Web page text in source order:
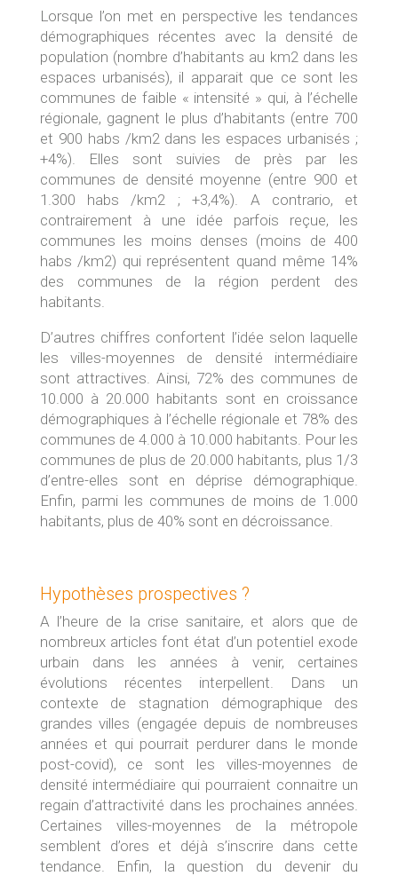
Lorsque l’on met en perspective les tendances
démographiques récentes avec la densité de
population (nombre d’habitants au km2 dans les
espaces urbanisés), il apparait que ce sont les
communes de faible « intensité » qui, à l’échelle
régionale, gagnent le plus d’habitants (entre 700
et 900 habs /km2 dans les espaces urbanisés ;
+4%). Elles sont suivies de près par les
communes de densité moyenne (entre 900 et
1.300 habs /km2 ; +3,4%). A contrario, et
contrairement à une idée parfois reçue, les
communes les moins denses (moins de 400
habs /km2) qui représentent quand même 14%
des communes de la région perdent des
habitants.
D’autres chiffres confortent l’idée selon laquelle
les villes-moyennes de densité intermédiaire
sont attractives. Ainsi, 72% des communes de
10.000 à 20.000 habitants sont en croissance
démographiques à l’échelle régionale et 78% des
communes de 4.000 à 10.000 habitants. Pour les
communes de plus de 20.000 habitants, plus 1/3
d’entre-elles sont en déprise démographique.
Enfin, parmi les communes de moins de 1.000
habitants, plus de 40% sont en décroissance.
Hypothèses prospectives ?
A l’heure de la crise sanitaire, et alors que de
nombreux articles font état d’un potentiel exode
urbain dans les années à venir, certaines
évolutions récentes interpellent. Dans un
contexte de stagnation démographique des
grandes villes (engagée depuis de nombreuses
années et qui pourrait perdurer dans le monde
post-covid), ce sont les villes-moyennes de
densité intermédiaire qui pourraient connaitre un
regain d’attractivité dans les prochaines années.
Certaines villes-moyennes de la métropole
semblent d’ores et déjà s’inscrire dans cette
tendance. Enfin, la question du devenir du